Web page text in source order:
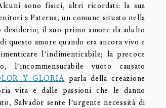
sono fisici, altri ricordati: la sua
a Paterna, un comune situato nella
il suo primo amore da adulto
amore quando era ancora vivo e
l’indimenticabile; la precoce
vuoto causato
Y GLORIA parla della creazione
vita e dalle passioni che le danno
Salvador sente l’urgente necessità di